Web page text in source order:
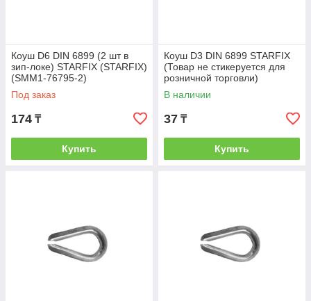
Коуш D6 DIN 6899 (2 шт в
зип-локе) STARFIX (STARFIX)
(SMM1-76795-2)
Под заказ
174 ₸
Купить
Коуш D3 DIN 6899 STARFIX
(Товар не стикеруется для
розничной торговли)
(STARFIX) (SMP-76792-1)
В наличии
37 ₸
Купить